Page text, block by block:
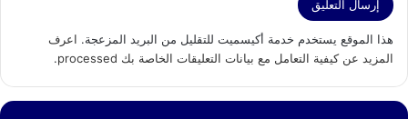
هذا الموقع يستخدم خدمة أكيسميت للتقليل من البريد المزعجة. اعرف
المزيد عن كيفية التعامل مع بيانات التعليقات الخاصة بك processed
.